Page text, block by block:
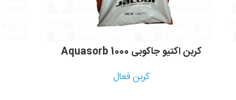
کربن اکتیو جاکوبی Aquasorb 1000
کربن فعال